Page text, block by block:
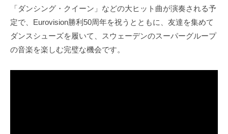
「ダンシング・クイーン」などの大ヒット曲が演奏される予
定で、Eurovision勝利50周年を祝うとともに、友達を集めて
ダンスシューズを履いて、スウェーデンのスーパーグループ
の音楽を楽しむ完璧な機会です。